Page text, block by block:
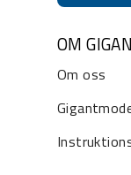
OM
Om oss